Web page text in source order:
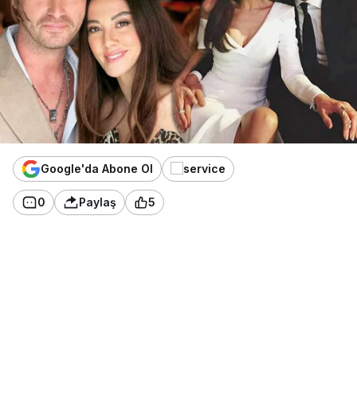
Google'da Abone Ol
0 Paylaş 5